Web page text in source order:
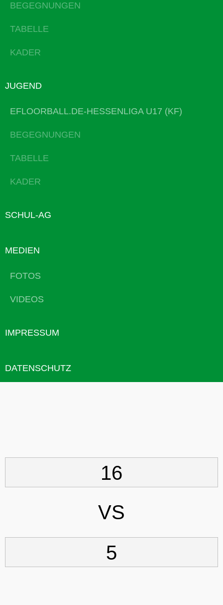
BEGEGNUNGEN
TABELLE
KADER
JUGEND
EFLOORBALL.DE-HESSENLIGA U17 (KF)
BEGEGNUNGEN
TABELLE
KADER
SCHUL-AG
MEDIEN
FOTOS
VIDEOS
IMPRESSUM
DATENSCHUTZ
16
VS
5